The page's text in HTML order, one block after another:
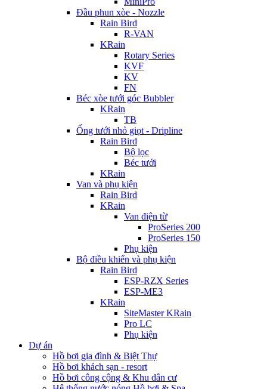
Đầu phun xòe - Nozzle
Rain Bird
R-VAN
KRain
Rotary Series
KVF
KV
FN
Béc xòe tưới góc Bubbler
KRain
TB
Ống tưới nhỏ giọt - Dripline
Rain Bird
Bộ lọc
Béc tưới
KRain
Van và phụ kiện
Rain Bird
KRain
Van điện từ
ProSeries 200
ProSeries 150
Phụ kiện
Bộ điều khiển và phụ kiện
Rain Bird
ESP-RZX Series
ESP-ME3
KRain
SiteMaster KRain
Pro LC
Phụ kiện
Dự án
Hồ bơi gia đình & Biệt Thự
Hồ bơi khách sạn - resort
Hồ bơi công cộng & Khu dân cư